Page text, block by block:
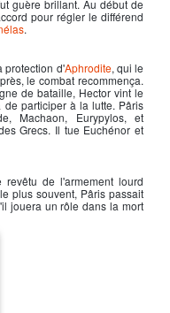
guère brillant. Au début de
pour régler le différend
.
protection d'Aphrodite, qui le
le combat recommença.
de bataille, Hector vint le
de participer à la lutte. Pâris
Machaon, Eurypylos, et
Grecs. Il tue Euchénor et
revêtu de l'armement lourd
plus souvent, Pâris passait
jouera un rôle dans la mort